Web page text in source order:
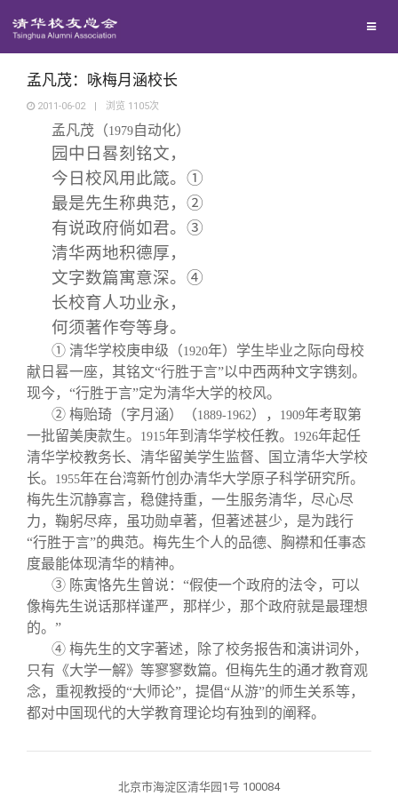
西南联大校友会
义工计划
新媒体平台
青春风采
校友文苑
校友讲坛
校友视界
校友服务
终身学习
信息化服务
三创大赛
实用信息
校友总会
总会简介
会长致辞
总会章程
理事会名单
联系我们
关闭
孟凡茂：咏梅月涵校长
2011-06-02 | 浏览 1105次
孟凡茂（1979自动化）
园中日晷刻铭文，
今日校风用此箴。 ①
最是先生称典范， ②
有说政府倘如君。 ③
清华两地积德厚，
文字数篇寓意深。 ④
长校育人功业永，
何须著作夸等身。
① 清华学校庚申级（1920年）学生毕业之际向母校
献日晷一座，其铭文“行胜于言”以中西两种文字镌刻。
现今，“行胜于言”定为清华大学的校风。
② 梅贻琦（字月涵）（1889-1962）， 1909年考取第
一批留美庚款生。
1915年到清华学校任教。 1926年起任
清华学校教务长、清华留美学生监督、国立清华大学校
长。
1955年在台湾新竹创办清华大学原子科学研究所。
梅先生沉静寡言，稳健持重，一生服务清华，尽心尽
力，鞠躬尽瘁，虽功勋卓著，但著述甚少，是为践行
“行胜于言”的典范。梅先生个人的品德、胸襟和任事态
度最能体现清华的精神。
③ 陈寅恪先生曾说：“假使一个政府的法令，可以
像梅先生说话那样谨严，那样少，那个政府就是最理想
的。”
④ 梅先生的文字著述，除了校务报告和演讲词外，
只有《大学一解》等寥寥数篇。但梅先生的通才教育观
念，重视教授的“大师论”，提倡“从游”的师生关系等，
都对中国现代的大学教育理论均有独到的阐释。
北京市海淀区清华园1号 100084